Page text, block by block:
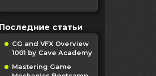
Последние статьи
CG and VFX Overview
1001 by Cave Academy
Mastering Game